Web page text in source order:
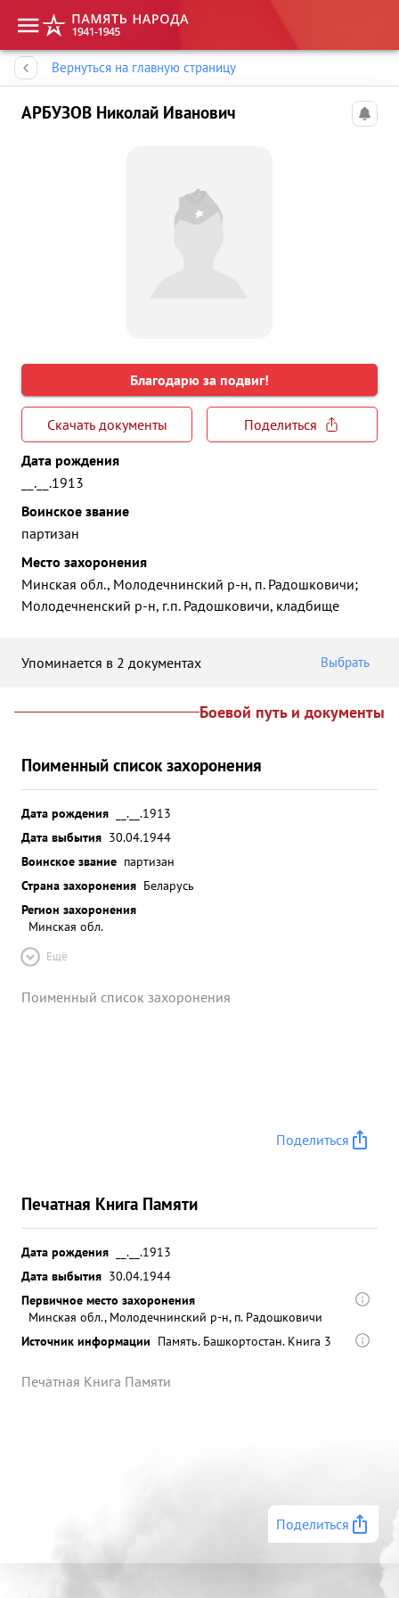
Вернуться на главную страницу
АРБУЗОВ Николай Иванович
Благодарю за подвиг!
Скачать документы
Поделиться
Дата рождения
__.__.1913
Воинское звание
партизан
Место захоронения
Минская обл., Молодечнинский р-н, п. Радошковичи;
Молодечненский р-н, г.п. Радошковичи, кладбище
Упоминается в 2 документах Выбрать
Боевой путь и документы
Поименный список захоронения
Дата рождения
__.__.1913
Дата выбытия 30.04.1944
Воинское звание партизан
Страна захоронения Беларусь
Регион захоронения
Минская обл.
Ещё
Поименный список захоронения
Поделиться
Печатная Книга Памяти
Дата рождения
__.__.1913
Дата выбытия 30.04.1944
Первичное место захоронения
Минская обл., Молодечнинский р-н, п. Радошковичи
Источник информации Память. Башкортостан. Книга 3
Печатная Книга Памяти
Поделиться
Память народа